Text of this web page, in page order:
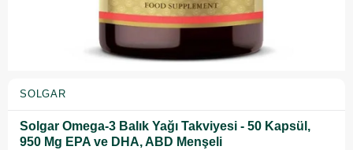
SOLGAR
Solgar Omega-3 Balık Yağı Takviyesi - 50 Kapsül,
950 Mg EPA ve DHA, ABD Menşeli